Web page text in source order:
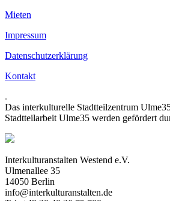
Mieten
Impressum
Datenschutzerklärung
Kontakt
.
Das interkulturelle Stadtteilzentrum
Stadtteilarbeit Ulme35 werden gefördert
Interkulturanstalten Westend e.V.
Ulmenallee 35
14050 Berlin
info@interkulturanstalten.de